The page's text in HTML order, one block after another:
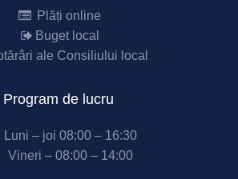
Plăți online
Buget local
ale Consiliului local
Program de lucru
Luni – joi 08:00 – 16:30
Vineri – 08:00 – 14:00